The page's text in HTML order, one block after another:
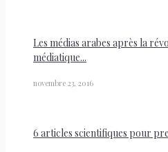
Les médias arabes après la
médiatique...
novembre 23, 2016
6 articles scientifiques pour